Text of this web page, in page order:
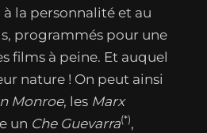
la personnalité et au
programmés pour une
films à peine. Et auquel
nature ! On peut ainsi
Monroe, les Marx
un Che Guevarra(*),